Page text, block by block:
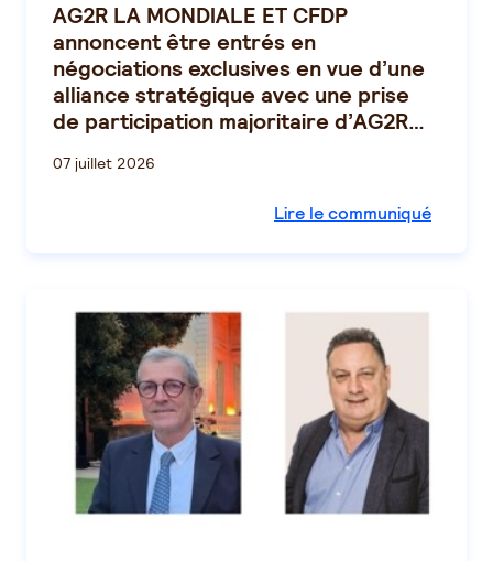
AG2R LA MONDIALE ET CFDP
annoncent être entrés en
négociations exclusives en vue d’une
alliance stratégique avec une prise
de participation majoritaire d’AG2R
07 juillet 2026
Lire le communiqué